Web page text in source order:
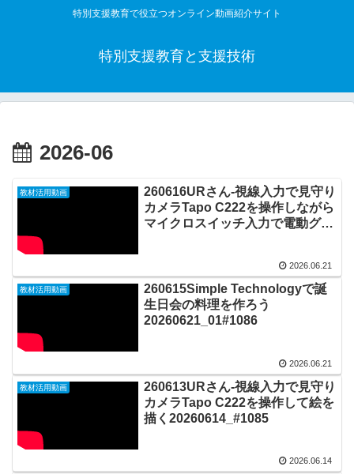
特別支援教育で役立つオンライン動画紹介サイト
特別支援教育と支援技術
2026-06
教材活用動画
260616URさん-視線入力で見守り
カメラTapo C222を操作しながら
マイクロスイッチ入力で電動グラ
2026.06.21
教材活用動画
260615Simple Technologyで誕
生日会の料理を作ろう
20260621_01#1086
2026.06.21
教材活用動画
260613URさん-視線入力で見守り
カメラTapo C222を操作して絵を
描く20260614_#1085
2026.06.14